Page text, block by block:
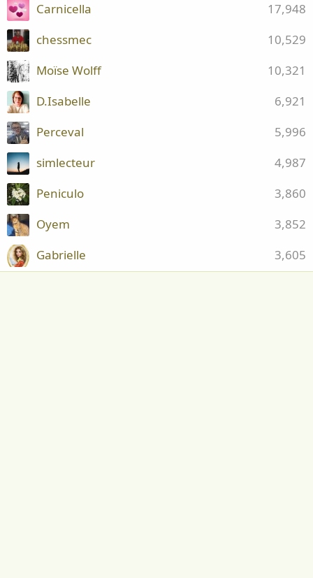
17,948
Carnicella
10,529
chessmec
10,321
Moïse Wolff
6,921
D.Isabelle
5,996
Perceval
4,987
simlecteur
3,860
Peniculo
3,852
Oyem
3,605
Gabrielle